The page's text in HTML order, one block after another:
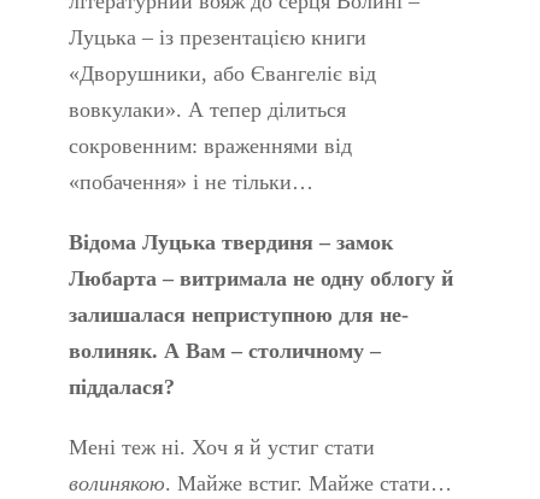
Луцька – із презентацією книги
«Дворушники, або Євангеліє від
вовкулаки». А тепер ділиться
сокровенним: враженнями від
«побачення» і не тільки…
Відома Луцька твердиня – замок
Любарта – витримала не одну облогу й
залишалася неприступною для не-
волиняк. А Вам – столичному –
піддалася?
Мені теж ні. Хоч я й устиг стати
волинякою. Майже встиг. Майже стати…